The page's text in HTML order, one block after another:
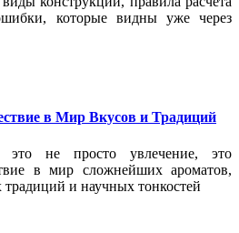
которые видны уже через
в Мир Вкусов и Традиций
не просто увлечение, это
в мир сложнейших ароматов,
традиций и научных тонкостей